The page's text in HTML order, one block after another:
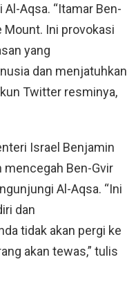
Aqsa. “Itamar Ben-
Mount. Ini provokasi
yang
dan menjatuhkan
Twitter resminya,
Israel Benjamin
mencegah Ben-Gvir
Al-Aqsa. “Ini
dan
tidak akan pergi ke
akan tewas,” tulis